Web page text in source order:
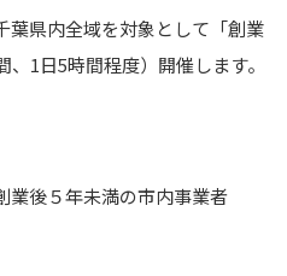
葉県内全域を対象として「創業
1日5時間程度）開催します。
業後５年未満の市内事業者